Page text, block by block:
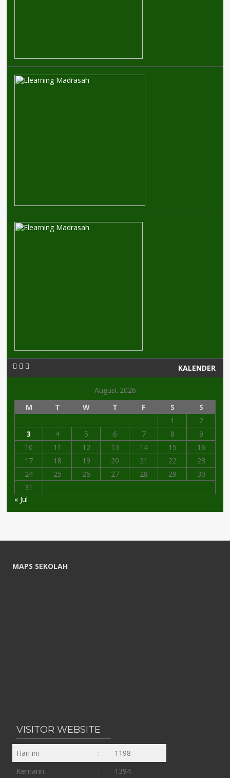
KALENDER
August 2026
M
T W T F S
S
1
2
3
4 5 6 7 8
9
10
11 12 13 14 15
16
17
18 19 20 21 22
23
24
25 26 27 28 29
30
31
« Jul
MAPS SEKOLAH
VISITOR WEBSITE
Hari ini :
1198
Kemarin
: 1394